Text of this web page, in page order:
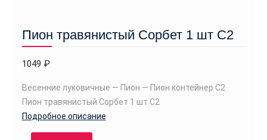
Пион травянистый Сорбет 1 шт С2
1049 ₽
Весенние луковичные — Пион — Пион контейнер С2
Пион травянистый Сорбет 1 шт С2
Подробное описание